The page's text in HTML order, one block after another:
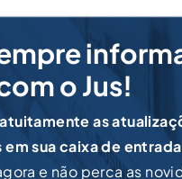
o Jus!
as
em sua caixa de
e não perca as